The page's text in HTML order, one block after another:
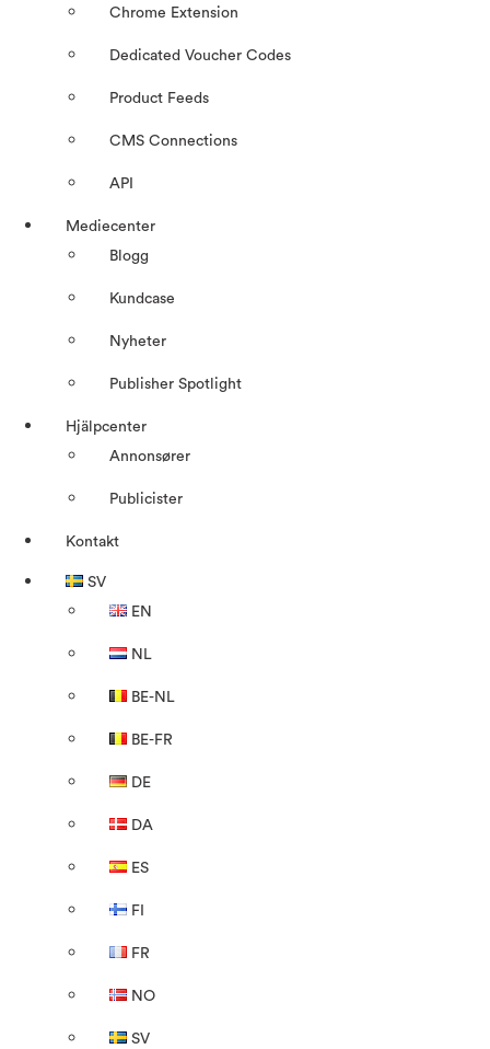
Chrome Extension
Dedicated Voucher Codes
Product Feeds
CMS Connections
API
Mediecenter
Blogg
Kundcase
Nyheter
Publisher Spotlight
Hjälpcenter
Annonsører
Publicister
Kontakt
SV
EN
NL
BE-NL
BE-FR
DE
DA
ES
FI
FR
NO
SV